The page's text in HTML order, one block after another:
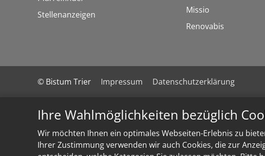
Ihre Wahlmöglichkeiten bezüglich
Wir möchten Ihnen ein optimales Webseiten-Erlebnis zu
Ihrer Zustimmung verwenden wir auch Cookies, die zur
Stellenanzeigen
Missio
Renovabis
© Bistum Trier Impressum Datenschutzerklärung